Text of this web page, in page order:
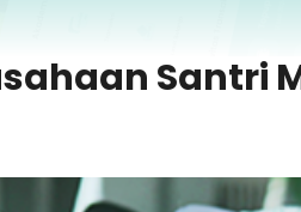
Santri